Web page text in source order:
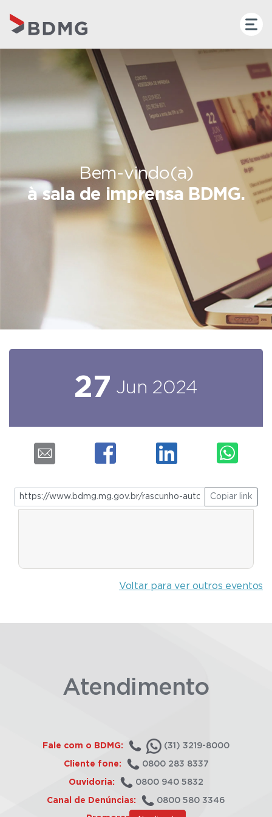
Bem-vindo(a)
à sala de imprensa BDMG.
27 Jun 2024
Copiar link
Voltar para ver outros eventos
Atendimento
Fale com o BDMG: (31) 3219-8000
Cliente fone: 0800 283 8337
Ouvidoria: 0800 940 5832
Canal de Denúncias: 0800 580 3346